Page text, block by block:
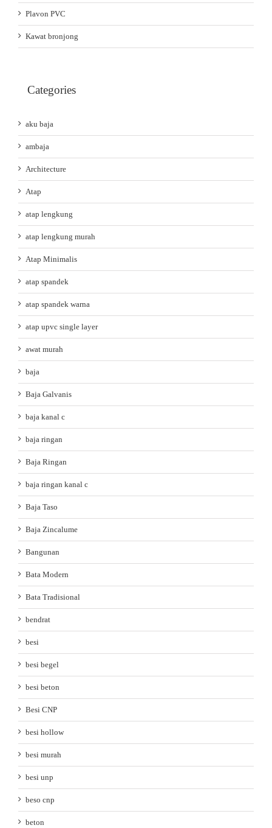
Plavon PVC
Kawat bronjong
Categories
aku baja
ambaja
Architecture
Atap
atap lengkung
atap lengkung murah
Atap Minimalis
atap spandek
atap spandek warna
atap upvc single layer
awat murah
baja
Baja Galvanis
baja kanal c
baja ringan
Baja Ringan
baja ringan kanal c
Baja Taso
Baja Zincalume
Bangunan
Bata Modern
Bata Tradisional
bendrat
besi
besi begel
besi beton
Besi CNP
besi hollow
besi murah
besi unp
beso cnp
beton